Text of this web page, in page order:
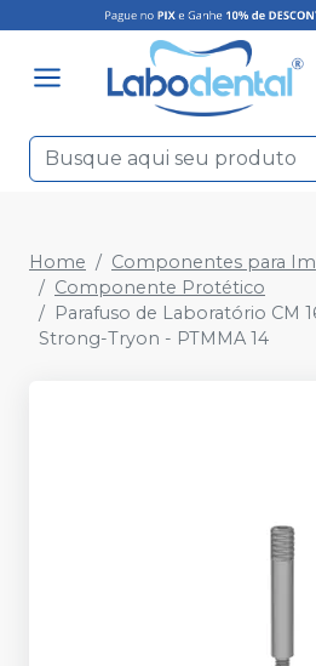
Home
Componentes para
Componente Protético
Parafuso de Laboratório CM
Strong-Tryon - PTMMA 14